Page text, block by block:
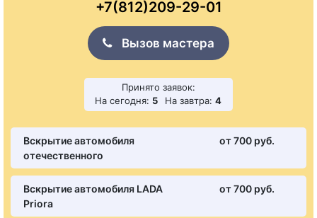
+7(812)209-29-01
Вызов мастера
Принято заявок:
На сегодня: 5 На завтра: 4
Вскрытие автомобиля
отечественного
от 700 pуб.
Вскрытие автомобиля LADA
Priora
от 700 pуб.